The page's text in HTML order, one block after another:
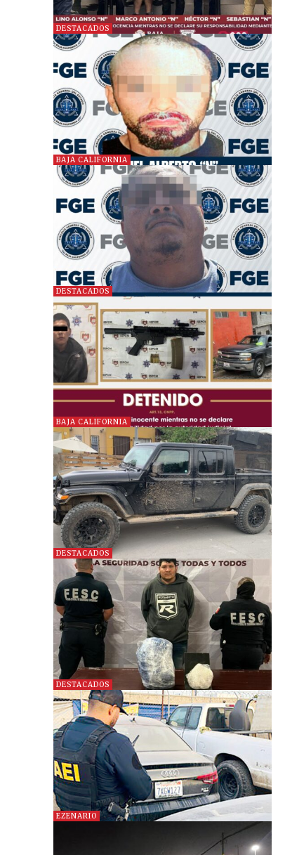
DESTACADOS
BAJA CALIFORNIA
DESTACADOS
BAJA CALIFORNIA
DESTACADOS
DESTACADOS
EZENARIO